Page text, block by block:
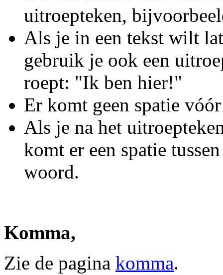
uitroepteken,
Als je in een tekst wilt
gebruik je ook een
roept: "Ik ben hier!"
Er komt geen spatie
Als je na het
komt er een spatie
woord.
Komma,
Zie de pagina komma.